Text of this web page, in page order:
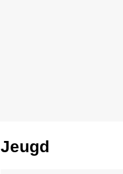
Jeugd